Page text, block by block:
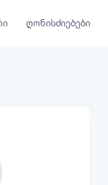
ღონისძიებები